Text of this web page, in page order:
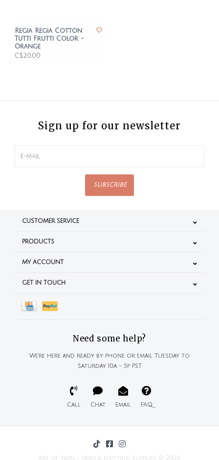
Regia Regia Cotton
Tutti Frutti Color -
Orange
C$20.00
Sign up for our newsletter
SUBSCRIBE
CUSTOMER SERVICE
PRODUCTS
MY ACCOUNT
GET IN TOUCH
Need some help?
We're here and ready by phone or email Tuesday to
Saturday 10a - 5p PST
Call Chat Email FAQ
Art of Yarn - Yarn & Knitting Supplies © 2026